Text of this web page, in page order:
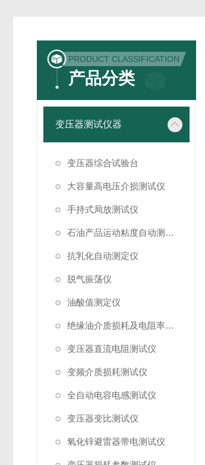
PRODUCT CLASSIFICATION
产品分类
变压器测试仪器
变压器综合试验台
大容量高电压介损测试仪
手持式局放测试仪
石油产品运动粘度自动测定仪
抗乳化自动测定仪
脱气振荡仪
油酸值测定仪
绝缘油介质损耗及电阻率测试仪
变压器直流电阻测试仪
变频介质损耗测试仪
全自动电容电感测试仪
变压器变比测试仪
氧化锌避雷器带电测试仪